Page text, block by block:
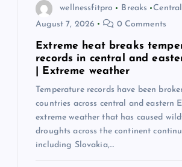
wellnessfitpro Breaks
Central
August 7, 2026
0 Comments
Extreme heat breaks
records in central and
| Extreme weather
Temperature records have been
countries across central and eastern
extreme weather that has caused
droughts across the continent
including Slovakia,…